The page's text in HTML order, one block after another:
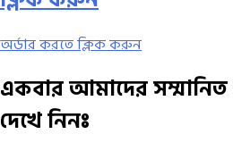
অর্ডার করতে ক্লিক করুন
একবার আমাদের সম্মানিত
দেখে নিনঃ